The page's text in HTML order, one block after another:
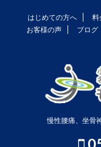
はじめての方へ 料
お客様の声
ブログ
慢性腰痛、坐骨